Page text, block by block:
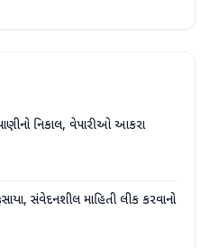
પાણીનો નિકાલ, વેપારીઓ આકરા
સંવેદનશીલ માહિતી લીક કરવાનો